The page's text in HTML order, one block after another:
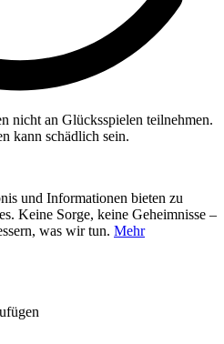
nicht an Glücksspielen teilnehmen.
kann schädlich sein.
und Informationen bieten zu
Keine Sorge, keine Geheimnisse –
was wir tun. Mehr